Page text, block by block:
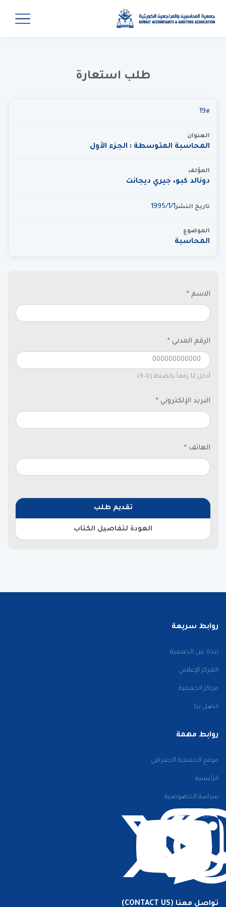
طلب استعارة
#
19
العنوان
المحاسبة المتوسطة : الجزء الأول
المؤلف
دونالد كبو، جيري ديجانت
تاريخ النشر1‏‏/1‏‏/1995
الموضوع
المحاسبة
الاسم *
الرقم المدني *
أدخل 12 رقماً بالضبط (0–9)
البريد الإلكتروني *
الهاتف *
تقديم طلب
العودة لتفاصيل الكتاب
روابط سريعة
نبذة عن الجمعية
المركز الإعلامي
مراكز الجمعية
اتصل بنا
روابط مهمة
موقع الجمعية الجغرافي
الرئيسية
سياسة الخصوصية
الشروط والأحكام
تواصل معنا (CONTACT US)